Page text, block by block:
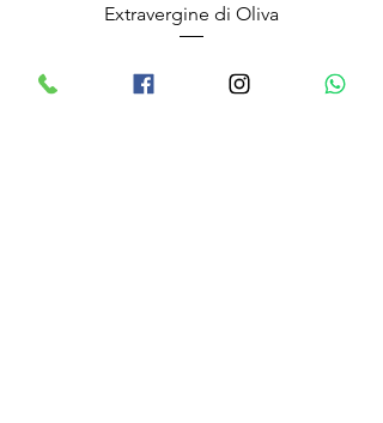
Extravergine di Oliva